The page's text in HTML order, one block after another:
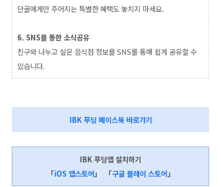
단골에게만 주어지는 특별한 혜택도 놓치지 마세요.
6. SNS를 통한 소식공유
친구와 나누고 싶은 음식점 정보를 SNS를 통해 쉽게 공유할 수
있습니다.
IBK 푸딩 페이스북 바로가기
IBK 푸딩앱 설치하기
「iOS 앱스토어」 「구글 플레이 스토어」